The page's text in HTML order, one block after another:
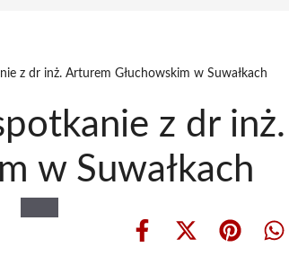
z dr inż. Arturem Głuchowskim w Suwałkach
z dr inż.
w Suwałkach
Share
Share Share